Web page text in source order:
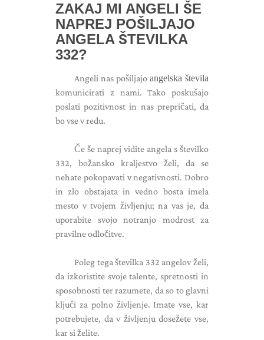
ZAKAJ MI ANGELI ŠE
NAPREJ POŠILJAJO
ANGELA ŠTEVILKA
332?
Angeli nas pošiljajo angelska števila
komunicirati z nami. Tako poskušajo
poslati pozitivnost in nas prepričati, da
bo vse v redu.
Če še naprej vidite angela s številko
332, božansko kraljestvo želi, da se
nehate pokopavati v negativnosti. Dobro
in zlo obstajata in vedno bosta imela
mesto v tvojem življenju; na vas je, da
uporabite svojo notranjo modrost za
pravilne odločitve.
Poleg tega številka 332 angelov želi,
da izkoristite svoje talente, spretnosti in
sposobnosti ter razumete, da so to glavni
ključi za polno življenje. Imate vse, kar
potrebujete, da v življenju dosežete vse,
kar si želite.